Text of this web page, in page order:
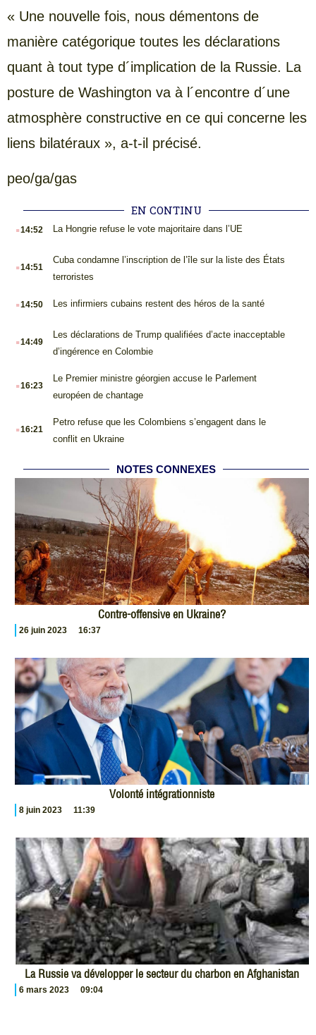
« Une nouvelle fois, nous démentons de
manière catégorique toutes les déclarations
quant à tout type d´implication de la Russie. La
posture de Washington va à l´encontre d´une
atmosphère constructive en ce qui concerne les
liens bilatéraux », a-t-il précisé.
peo/ga/gas
EN CONTINU
.14:52 La Hongrie refuse le vote majoritaire dans l’UE
.14:51
Cuba condamne l’inscription de l’île sur la liste des États
terroristes
.14:50 Les infirmiers cubains restent des héros de la santé
.14:49
Les déclarations de Trump qualifiées d’acte inacceptable
d’ingérence en Colombie
.16:23
Le Premier ministre géorgien accuse le Parlement
européen de chantage
.16:21
Petro refuse que les Colombiens s’engagent dans le
conflit en Ukraine
NOTES CONNEXES
Contre-offensive en Ukraine?
26 juin 2023 16:37
Volonté intégrationniste
8 juin 2023 11:39
La Russie va développer le secteur du charbon en Afghanistan
6 mars 2023 09:04